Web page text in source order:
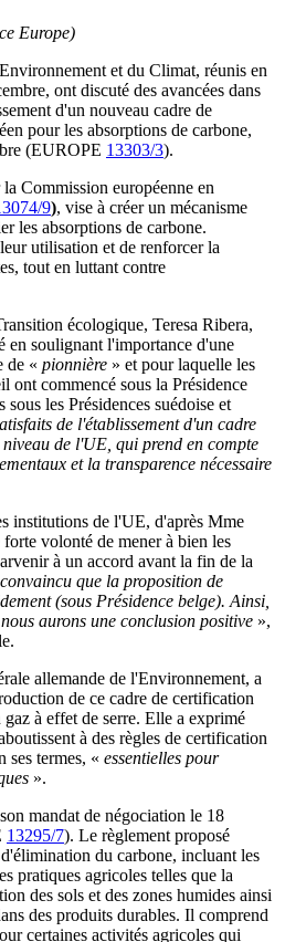
Europe)
et du Climat, réunis en
ont discuté des avancées dans
d'un nouveau cadre de
pour les absorptions de carbone,
(EUROPE 13303/3).
Commission européenne en
9), vise à créer un mécanisme
les absorptions de carbone.
utilisation et de renforcer la
tout en luttant contre
écologique, Teresa Ribera,
en soulignant l'importance d'une
de « pionnière » et pour laquelle les
ont commencé sous la Présidence
les Présidences suédoise et
de l'établissement d'un cadre
de l'UE, qui prend en compte
et la transparence nécessaire
institutions de l'UE, d'après Mme
volonté de mener à bien les
à un accord avant la fin de la
que la proposition de
(sous Présidence belge). Ainsi,
aurons une conclusion positive »,
allemande de l'Environnement, a
de ce cadre de certification
à effet de serre. Elle a exprimé
à des règles de certification
ses termes, « essentielles pour
».
mandat de négociation le 18
13295/7). Le règlement proposé
du carbone, incluant les
pratiques agricoles telles que la
des sols et des zones humides ainsi
des produits durables. Il comprend
certaines activités agricoles qui